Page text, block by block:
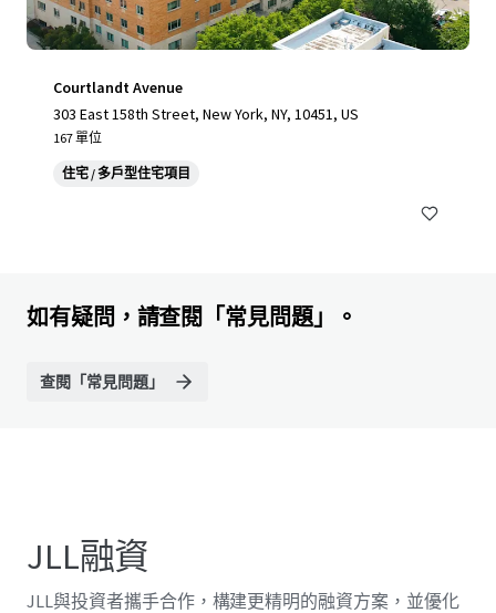
Courtlandt Avenue
303 East 158th Street, New York, NY, 10451, US
167 單位
住宅 / 多戶型住宅項目
如有疑問，請查閱「常見問題」。
查閱「常見問題」
JLL融資
JLL與投資者攜手合作，構建更精明的融資方案，並優化